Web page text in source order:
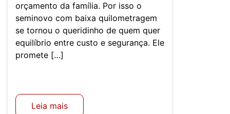
orçamento da família. Por isso o
seminovo com baixa quilometragem
se tornou o queridinho de quem quer
equilíbrio entre custo e segurança. Ele
promete […]
Leia mais